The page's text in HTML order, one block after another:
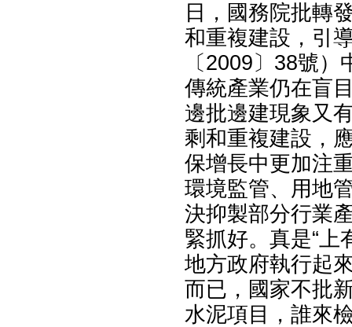
日，國務院批轉
和重複建設，引
〔2009〕38號
傳統產業仍在盲
邊批邊建現象又
剩和重複建設，
保增長中更加注
環境監管、用地
決抑製部分行業
緊抓好。真是“上
地方政府執行起
而已，國家不批
水泥項目，誰來